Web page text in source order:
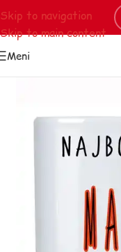
Skip to navigation
Skip to main content
Meni